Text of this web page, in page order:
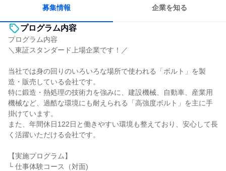
募集情報 企業を知る
プログラム内容
プログラム内容
＼東証スタンダード上場企業です！／
当社では身の回りのいろいろな場所で使われる「ボルト」を製
造・販売している会社です。
特に鍛造・熱処理の技術力を強みに、建設機械、自動車、産業用
機械など、過酷な環境にも耐えられる「高強度ボルト」を主に手
掛けています。
また、年間休日122日と働きやすい環境も整えており、安心して長
く活躍いただける会社です。
【実施プログラム】
└ 仕事体験コース（対面)